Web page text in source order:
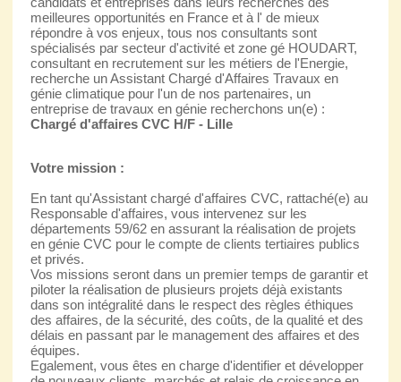
meilleures opportunités en France et à l' de mieux
répondre à vos enjeux, tous nos consultants sont
spécialisés par secteur d'activité et zone gé HOUDART,
consultant en recrutement sur les métiers de l'Energie,
recherche un Assistant Chargé d'Affaires Travaux en
génie climatique pour l'un de nos partenaires, un
entreprise de travaux en génie recherchons un(e) :
Chargé d'affaires CVC H/F - Lille
Votre mission :
En tant qu'Assistant chargé d'affaires CVC, rattaché(e) au
Responsable d'affaires, vous intervenez sur les
départements 59/62 en assurant la réalisation de projets
en génie CVC pour le compte de clients tertiaires publics
et privés.
Vos missions seront dans un premier temps de garantir et
piloter la réalisation de plusieurs projets déjà existants
dans son intégralité dans le respect des règles éthiques
des affaires, de la sécurité, des coûts, de la qualité et des
délais en passant par le management des affaires et des
équipes.
Egalement, vous êtes en charge d'identifier et développer